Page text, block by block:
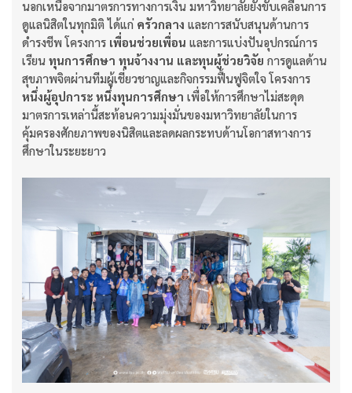
นอกเหนือจากมาตรการทางการเงิน มหาวิทยาลัยยังขับเคลื่อนการ
ดูแลนิสิตในทุกมิติ ได้แก่ ครัวกลาง และการสนับสนุนด้านการ
ดำรงชีพ โครงการ เพื่อนช่วยเพื่อน และการแบ่งปันอุปกรณ์การ
เรียน ทุนการศึกษา ทุนจ้างงาน และทุนผู้ช่วยวิจัย การดูแลด้าน
สุขภาพจิตผ่านทีมผู้เชี่ยวชาญและกิจกรรมฟื้นฟูจิตใจ โครงการ
หนึ่งผู้อุปการะ หนึ่งทุนการศึกษา เพื่อให้การศึกษาไม่สะดุด
มาตรการเหล่านี้สะท้อนความมุ่งมั่นของมหาวิทยาลัยในการ
คุ้มครองศักยภาพของนิสิตและลดผลกระทบด้านโอกาสทางการ
ศึกษาในระยะยาว